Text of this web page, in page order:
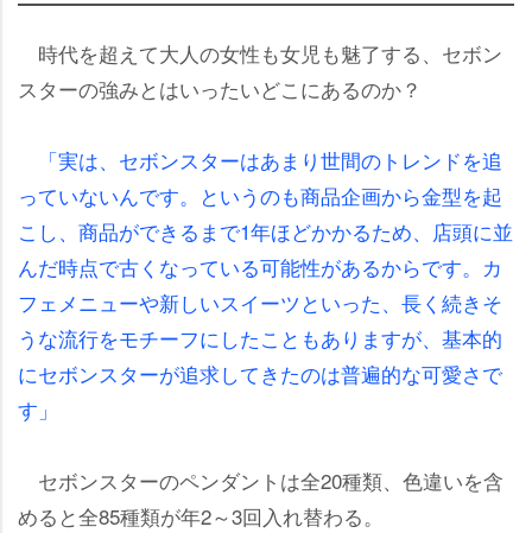
時代を超えて大人の女性も女児も魅了する、セボン
スターの強みとはいったいどこにあるのか？
「実は、セボンスターはあまり世間のトレンドを追
っていないんです。というのも商品企画から金型を起
こし、商品ができるまで1年ほどかかるため、店頭に並
んだ時点で古くなっている可能性があるからです。カ
フェメニューや新しいスイーツといった、長く続きそ
うな流行をモチーフにしたこともありますが、基本的
にセボンスターが追求してきたのは普遍的な可愛さで
す」
セボンスターのペンダントは全20種類、色違いを含
めると全85種類が年2～3回入れ替わる。